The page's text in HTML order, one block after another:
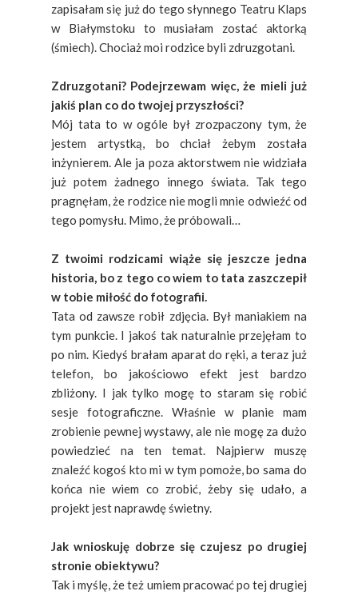
zapisałam się już do tego słynnego Teatru Klaps
w Białymstoku to musiałam zostać aktorką
(śmiech). Chociaż moi rodzice byli zdruzgotani.
Zdruzgotani? Podejrzewam więc, że mieli już
jakiś plan co do twojej przyszłości?
Mój tata to w ogóle był zrozpaczony tym, że
jestem artystką, bo chciał żebym została
inżynierem. Ale ja poza aktorstwem nie widziała
już potem żadnego innego świata. Tak tego
pragnęłam, że rodzice nie mogli mnie odwieźć od
tego pomysłu. Mimo, że próbowali…
Z twoimi rodzicami wiąże się jeszcze jedna
historia, bo z tego co wiem to tata zaszczepił
w tobie miłość do fotografii.
Tata od zawsze robił zdjęcia. Był maniakiem na
tym punkcie. I jakoś tak naturalnie przejęłam to
po nim. Kiedyś brałam aparat do ręki, a teraz już
telefon, bo jakościowo efekt jest bardzo
zbliżony. I jak tylko mogę to staram się robić
sesje fotograficzne. Właśnie w planie mam
zrobienie pewnej wystawy, ale nie mogę za dużo
powiedzieć na ten temat. Najpierw muszę
znaleźć kogoś kto mi w tym pomoże, bo sama do
końca nie wiem co zrobić, żeby się udało, a
projekt jest naprawdę świetny.
Jak wnioskuję dobrze się czujesz po drugiej
stronie obiektywu?
Tak i myślę, że też umiem pracować po tej drugiej